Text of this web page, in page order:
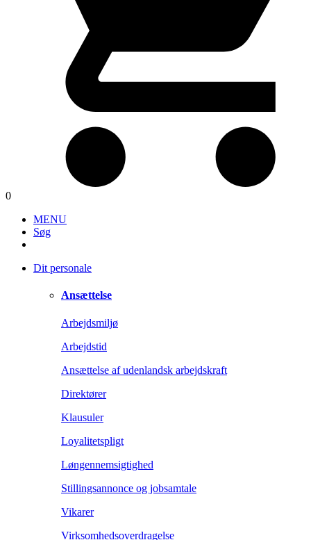
0
MENU
Søg
Dit personale
Ansættelse
Arbejdsmiljø
Arbejdstid
Ansættelse af udenlandsk arbejdskraft
Direktører
Klausuler
Loyalitetspligt
Løngennemsigtighed
Stillingsannonce og jobsamtale
Vikarer
Virksomhedsoverdragelse